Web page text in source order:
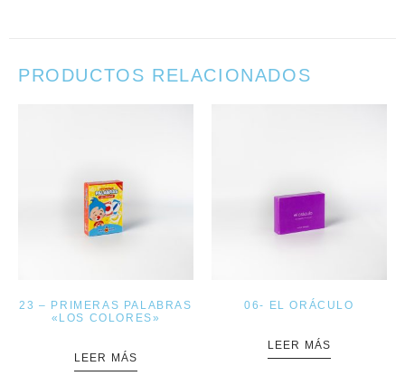
PRODUCTOS RELACIONADOS
23 – PRIMERAS PALABRAS
«LOS COLORES»
LEER MÁS
06- EL ORÁCULO
LEER MÁS